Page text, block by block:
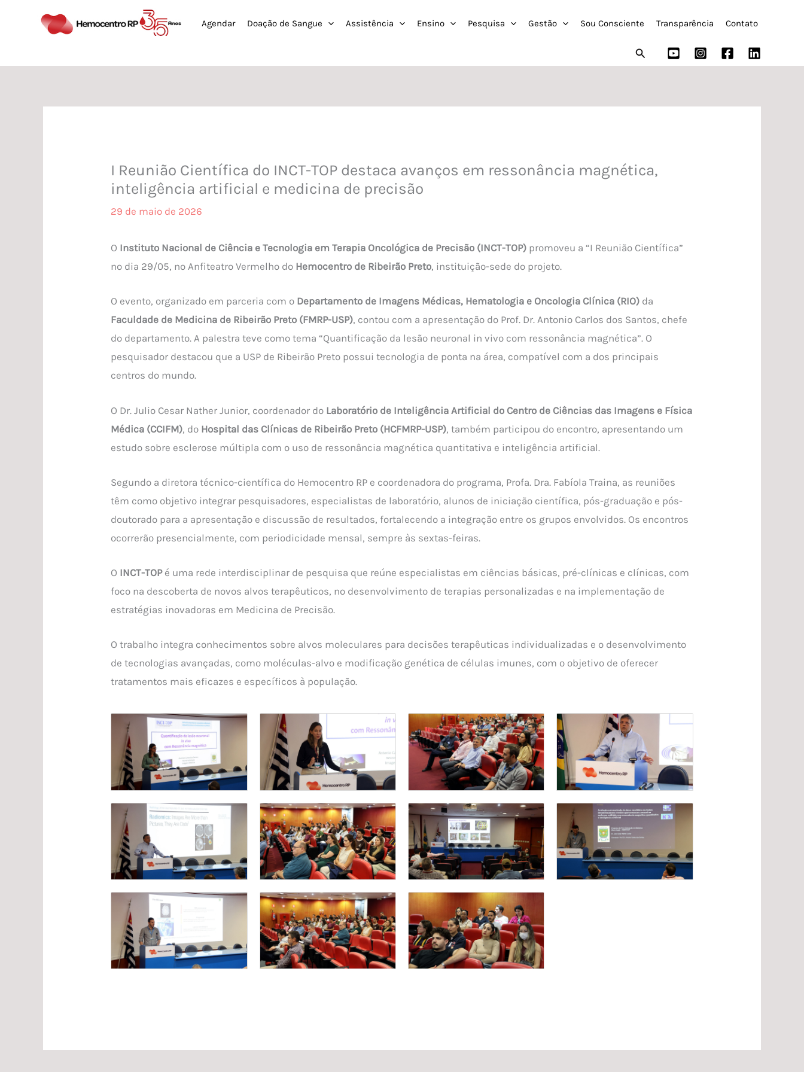
conteúdo
Agendar Doação de Sangue Assistência Ensino Pesquisa Gestão Sou Consciente Transparência Contato
Pesquisar
I Reunião Científica do INCT-TOP destaca avanços em ressonância magnética,
inteligência artificial e medicina de precisão
29 de maio de 2026
O Instituto Nacional de Ciência e Tecnologia em Terapia Oncológica de Precisão (INCT-TOP) promoveu a “I Reunião Científica”
no dia 29/05, no Anfiteatro Vermelho do Hemocentro de Ribeirão Preto, instituição-sede do projeto.
O evento, organizado em parceria com o Departamento de Imagens Médicas, Hematologia e Oncologia Clínica (RIO) da
Faculdade de Medicina de Ribeirão Preto (FMRP-USP), contou com a apresentação do Prof. Dr. Antonio Carlos dos Santos, chefe
do departamento. A palestra teve como tema “Quantificação da lesão neuronal in vivo com ressonância magnética”. O
pesquisador destacou que a USP de Ribeirão Preto possui tecnologia de ponta na área, compatível com a dos principais
centros do mundo.
O Dr. Julio Cesar Nather Junior, coordenador do Laboratório de Inteligência Artificial do Centro de Ciências das Imagens e Física
Médica (CCIFM), do Hospital das Clínicas de Ribeirão Preto (HCFMRP-USP), também participou do encontro, apresentando um
estudo sobre esclerose múltipla com o uso de ressonância magnética quantitativa e inteligência artificial.
Segundo a diretora técnico-científica do Hemocentro RP e coordenadora do programa, Profa. Dra. Fabíola Traina, as reuniões
têm como objetivo integrar pesquisadores, especialistas de laboratório, alunos de iniciação científica, pós-graduação e pós-
doutorado para a apresentação e discussão de resultados, fortalecendo a integração entre os grupos envolvidos. Os encontros
ocorrerão presencialmente, com periodicidade mensal, sempre às sextas-feiras.
O INCT-TOPé uma rede interdisciplinar de pesquisa que reúne especialistas em ciências básicas, pré-clínicas e clínicas, com
foco na descoberta de novos alvos terapêuticos, no desenvolvimento de terapias personalizadas e na implementação de
estratégias inovadoras em Medicina de Precisão.
O trabalho integra conhecimentos sobre alvos moleculares para decisões terapêuticas individualizadas e o desenvolvimento
de tecnologias avançadas, como moléculas-alvo e modificação genética de células imunes, com o objetivo de oferecer
tratamentos mais eficazes e específicos à população.